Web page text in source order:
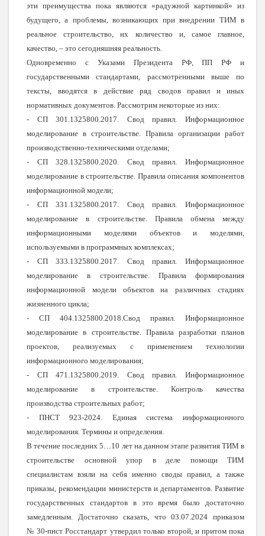
эти преимущества пока являются «радужной картинкой» из
будущего, а проблемы, возникающих при внедрении ТИМ в
реальное строительство, их количество и, самое главное,
качество, – это сегодняшняя реальность.
Одновременно с Указами Президента РФ, ПП РФ и
государственными стандартами, рассмотренными выше по
тексты, вводятся в действие ряд сводов правил и иных
нормативных документов. Рассмотрим некоторые из них:
- СП 301.1325800.2017. Свод правил. Информационное
моделирование в строительстве. Правила организации работ
производственно-техническими отделами;
- СП 328.1325800.2020. Свод правил. Информационное
моделирование в строительстве. Правила описания компонентов
информационной модели;
- СП 331.1325800.2017. Свод правил. Информационное
моделирование в строительстве. Правила обмена между
информационными моделями объектов и моделями,
используемыми в программных комплексах;
- СП 333.1325800.2017. Свод правил. Информационное
моделирование в строительстве. Правила формирования
информационной модели объектов на различных стадиях
жизненного цикла;
- СП 404.1325800.2018.Свод правил. Информационное
моделирование в строительстве. Правила разработки планов
проектов, реализуемых с применением технологии
информационного моделирования;
- СП 471.1325800.2019. Свод правил. Информационное
моделирование в строительстве. Контроль качества
производства строительных работ;
- ПНСТ 923-2024. Единая система информационного
моделирования. Термины и определения.
В течение последних 5…10 лет на данном этапе развития ТИМ в
строительстве основной упор в деле помощи ТИМ
специалистам взяли на себя именно своды правил, а также
приказы, рекомендации министерств и департаментов. Развитие
государственных стандартов в это время было достаточно
замедленным. Достаточно сказать, что 03.07.2024 приказом
№ 30-пнст Росстандарт утвердил только второй, и притом пока